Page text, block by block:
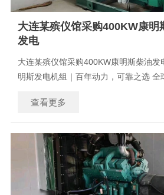
大连某殡仪馆采购400KW康明
发电
大连某殡仪馆采购400KW康明斯柴油发
明斯发电机组｜百年动力，可靠之选 全
效的电力保障。一、核心优势 发电机组
设计：发动机、发电
查看更多